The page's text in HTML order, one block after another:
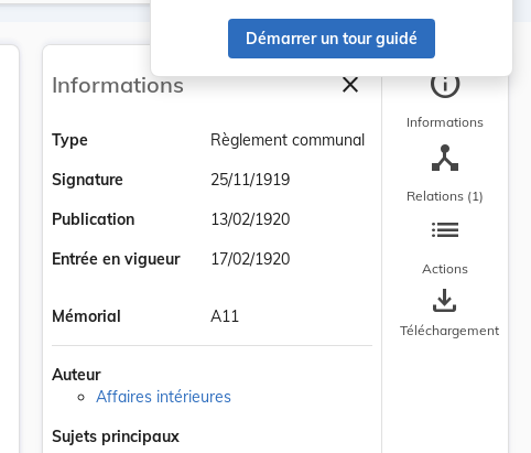
Démarrer un tour guidé
Informations closeFermer la barre
Type
Règlement communal
Signature
25/11/1919
Publication
13/02/1920
Entrée en vigueur
17/02/1920
Mémorial A11
Auteur
Affaires intérieures
Sujets principaux
info
Informations
device_hub
Relations (1)
list
Actions
save_alt
Téléchargement